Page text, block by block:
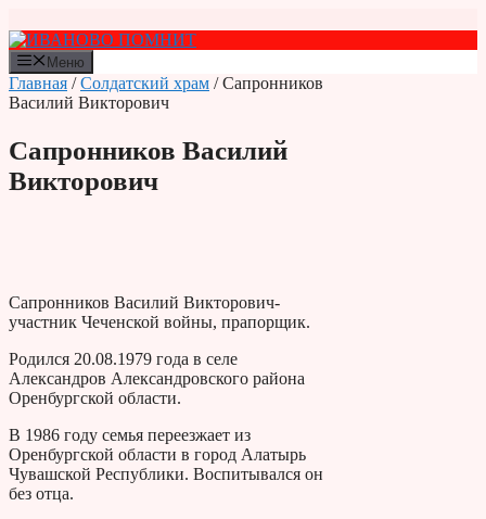
к
содержимому
Меню
Главная /Солдатский храм / Сапронников
Василий Викторович
Сапронников Василий
Викторович
Сапронников Василий Викторович-
участник Чеченской войны, прапорщик.
Родился 20.08.1979 года в селе
Александров Александровского района
Оренбургской области.
В 1986 году семья переезжает из
Оренбургской области в город Алатырь
Чувашской Республики. Воспитывался он
без отца.